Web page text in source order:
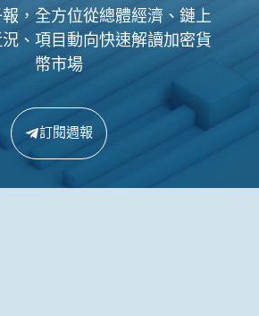
，全方位從總體經濟、鏈上
、項目動向快速解讀加密貨
幣市場
訂閱週報